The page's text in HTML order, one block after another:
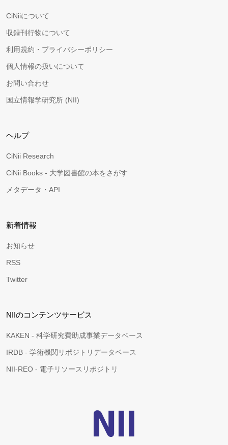
CiNiiについて
収録刊行物について
利用規約・プライバシーポリシー
個人情報の扱いについて
お問い合わせ
国立情報学研究所 (NII)
ヘルプ
CiNii Research
CiNii Books - 大学図書館の本をさがす
メタデータ・API
新着情報
お知らせ
RSS
Twitter
NIIのコンテンツサービス
KAKEN - 科学研究費助成事業データベース
IRDB - 学術機関リポジトリデータベース
NII-REO - 電子リソースリポジトリ